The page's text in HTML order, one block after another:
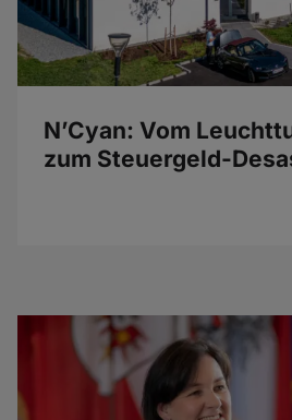
N’Cyan: Vom
zum Steuergeld-